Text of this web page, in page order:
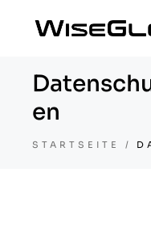
en
STARTSEITE